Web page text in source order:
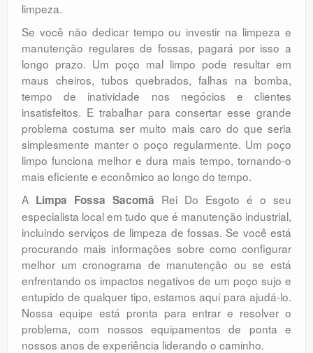
limpeza.
Se você não dedicar tempo ou investir na limpeza e
manutenção regulares de fossas, pagará por isso a
longo prazo. Um poço mal limpo pode resultar em
maus cheiros, tubos quebrados, falhas na bomba,
tempo de inatividade nos negócios e clientes
insatisfeitos. E trabalhar para consertar esse grande
problema costuma ser muito mais caro do que seria
simplesmente manter o poço regularmente. Um poço
limpo funciona melhor e dura mais tempo, tornando-o
mais eficiente e econômico ao longo do tempo.
A Limpa Fossa Sacomã Rei Do Esgoto é o seu
especialista local em tudo que é manutenção industrial,
incluindo serviços de limpeza de fossas. Se você está
procurando mais informações sobre como configurar
melhor um cronograma de manutenção ou se está
enfrentando os impactos negativos de um poço sujo e
entupido de qualquer tipo, estamos aqui para ajudá-lo.
Nossa equipe está pronta para entrar e resolver o
problema, com nossos equipamentos de ponta e
nossos anos de experiência liderando o caminho.